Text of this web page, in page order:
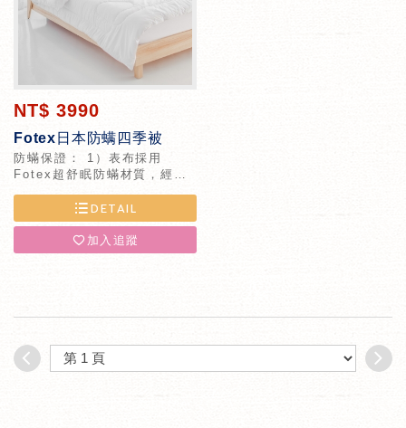
NT$ 3990
Fotex日本防螨四季被
防蟎保證： 1）表布採用
Fotex超舒眠防蟎材質，經美
百分百防蟎。 2）經美國食品
藥物檢驗局FDA醫療寢具認
證。 彈性輕量：內胎採用日本
進口科技...
DETAIL
加入追蹤